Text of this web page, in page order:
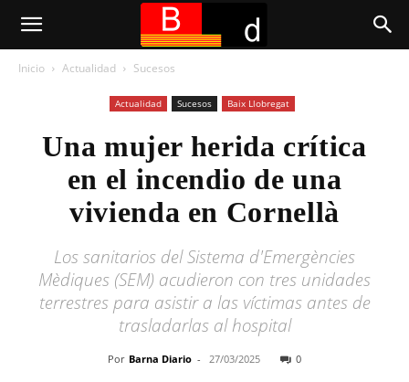
Inicio Actualidad Sucesos
Actualidad Sucesos Baix Llobregat
Una mujer herida crítica
en el incendio de una
vivienda en Cornellà
Los sanitarios del Sistema d'Emergències
Mèdiques (SEM) acudieron con tres unidades
terrestres para asistir a las víctimas antes de
trasladarlas al hospital
Por Barna Diario - 27/03/2025 0